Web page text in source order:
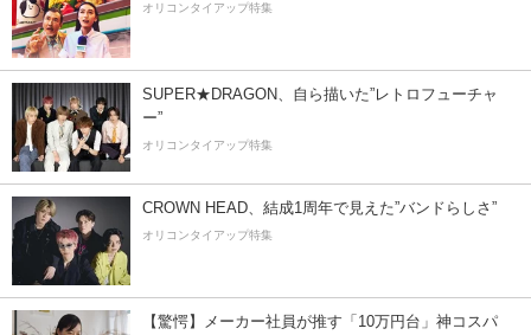
オリコンタイアップ特集
SUPER★DRAGON、自ら描いた”レトロフューチャ
ー”
オリコンタイアップ特集
CROWN HEAD、結成1周年で見えた”バンドらしさ”
オリコンタイアップ特集
【驚愕】メーカー社員が推す「10万円台」神コスパ